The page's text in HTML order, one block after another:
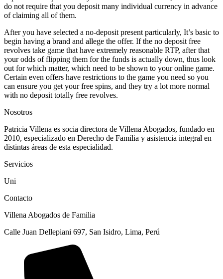
do not require that you deposit many individual currency in advance
of claiming all of them.
After you have selected a no-deposit present particularly, It’s basic to
begin having a brand and allege the offer. If the no deposit free
revolves take game that have extremely reasonable RTP, after that
your odds of flipping them for the funds is actually down, thus look
out for which matter, which need to be shown to your online game.
Certain even offers have restrictions to the game you need so you
can ensure you get your free spins, and they try a lot more normal
with no deposit totally free revolves.
Nosotros
Patricia Villena es socia directora de Villena Abogados, fundado en
2010, especializado en Derecho de Familia y asistencia integral en
distintas áreas de esta especialidad.
Servicios
Uni
Contacto
Villena Abogados de Familia
Calle Juan Dellepiani 697, San Isidro, Lima, Perú